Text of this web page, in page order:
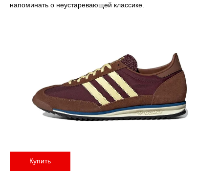
напоминать о неустаревающей классике.
Купить